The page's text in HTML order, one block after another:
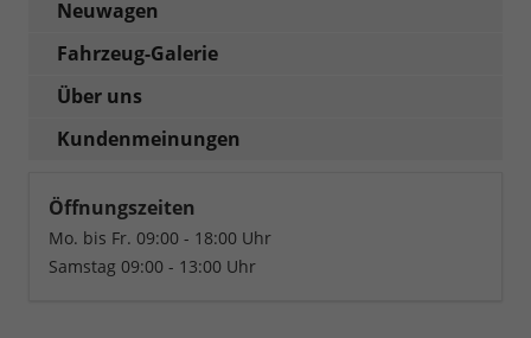
Neuwagen
Fahrzeug-Galerie
Über uns
Kundenmeinungen
Öffnungszeiten
Mo. bis Fr. 09:00 - 18:00 Uhr
Samstag 09:00 - 13:00 Uhr